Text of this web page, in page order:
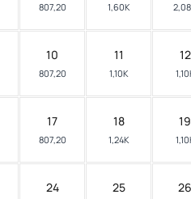
807,20 1,60K
10
807,20
11
1,10K
12
17
807,20
18
1,24K
19
24 25 26